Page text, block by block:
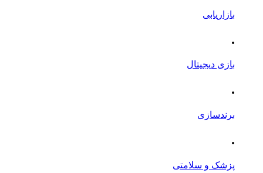
بازاریابی
.
بازی دیجیتال
.
برندسازی
.
پزشک و سلامتی